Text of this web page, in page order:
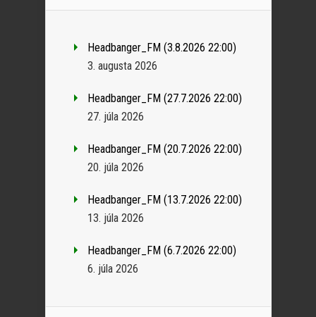
Headbanger_FM (3.8.2026 22:00)
3. augusta 2026
Headbanger_FM (27.7.2026 22:00)
27. júla 2026
Headbanger_FM (20.7.2026 22:00)
20. júla 2026
Headbanger_FM (13.7.2026 22:00)
13. júla 2026
Headbanger_FM (6.7.2026 22:00)
6. júla 2026